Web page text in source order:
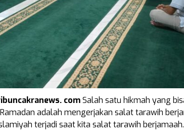
comSalah satu hikmah yang
adalah mengerjakan salat tarawih
terjadi saat kita salat tarawih berjamaah.